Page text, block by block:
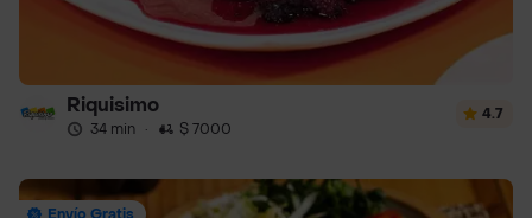
Riquisimo
34 min · $ 7000
4.7